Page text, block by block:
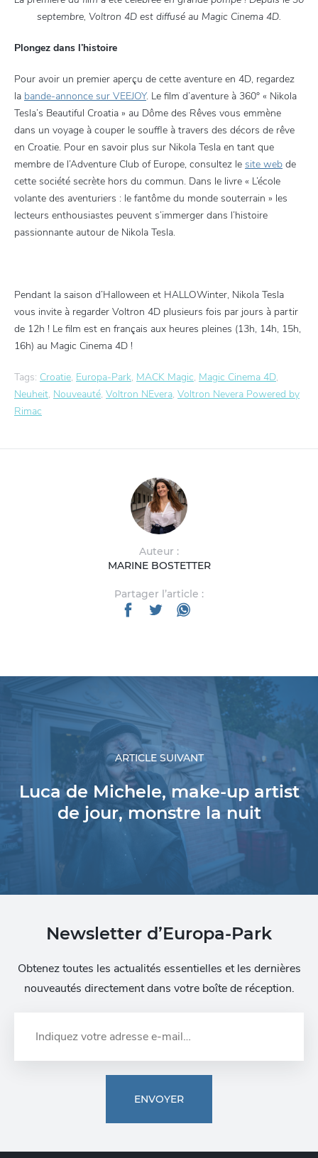
septembre, Voltron 4D est diffusé au Magic Cinema 4D.
Plongez dans l’histoire
Pour avoir un premier aperçu de cette aventure en 4D, regardez
la bande-annonce sur VEEJOY. Le film d’aventure à 360° « Nikola
Tesla’s Beautiful Croatia » au Dôme des Rêves vous emmène
dans un voyage à couper le souffle à travers des décors de rêve
en Croatie. Pour en savoir plus sur Nikola Tesla en tant que
membre de l’Adventure Club of Europe, consultez le site web de
cette société secrète hors du commun. Dans le livre « L’école
volante des aventuriers : le fantôme du monde souterrain » les
lecteurs enthousiastes peuvent s’immerger dans l’histoire
passionnante autour de Nikola Tesla.
Pendant la saison d’Halloween et HALLOWinter, Nikola Tesla
vous invite à regarder Voltron 4D plusieurs fois par jours à partir
de 12h ! Le film est en français aux heures pleines (13h, 14h, 15h,
16h) au Magic Cinema 4D !
Tags: Croatie, Europa-Park, MACK Magic, Magic Cinema 4D,
Neuheit, Nouveauté, Voltron NEvera, Voltron Nevera Powered by
Rimac
Auteur :
MARINE BOSTETTER
Partager l’article :
ARTICLE SUIVANT
Luca de Michele, make-up artist
de jour, monstre la nuit
Newsletter d’Europa-Park
Obtenez toutes les actualités essentielles et les dernières
nouveautés directement dans votre boîte de réception.
ENVOYER